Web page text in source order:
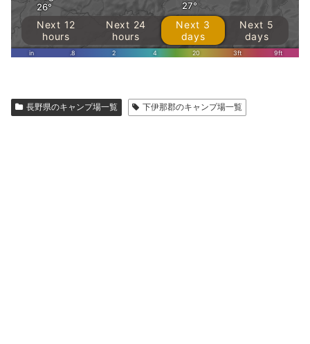
長野県のキャンプ場一覧 下伊那郡のキャンプ場一覧